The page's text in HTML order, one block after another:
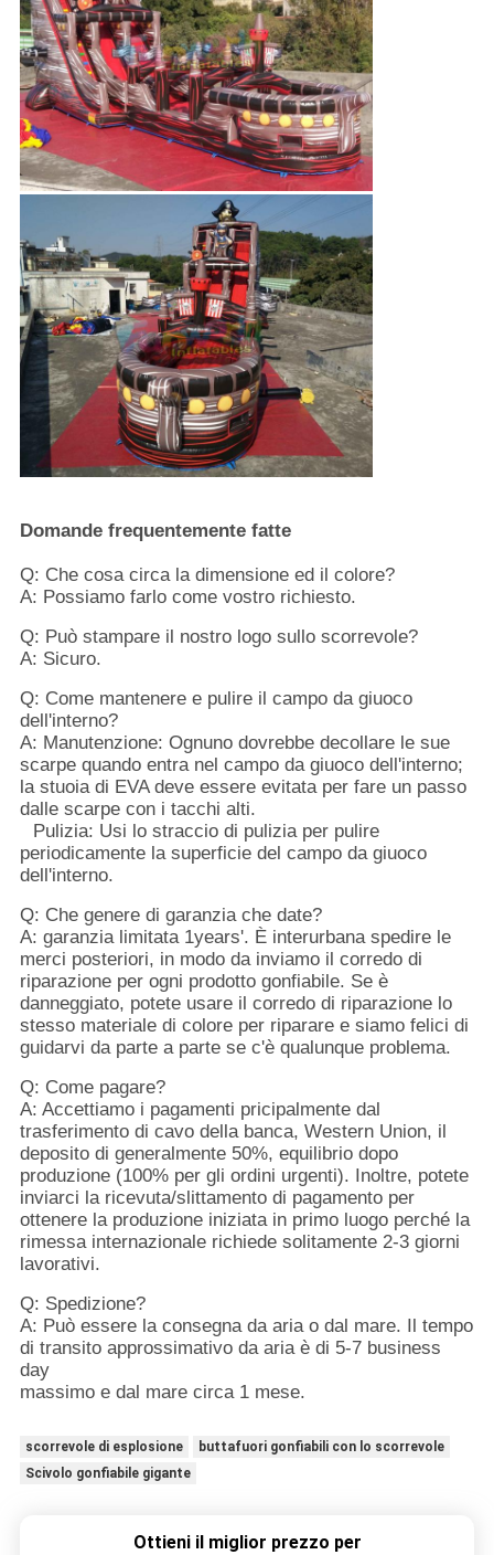
Domande frequentemente fatte
Q: Che cosa circa la dimensione ed il colore?
A: Possiamo farlo come vostro richiesto.
Q: Può stampare il nostro logo sullo scorrevole?
A: Sicuro.
Q: Come mantenere e pulire il campo da giuoco
dell'interno?
A: Manutenzione: Ognuno dovrebbe decollare le sue
scarpe quando entra nel campo da giuoco dell'interno;
la stuoia di EVA deve essere evitata per fare un passo
dalle scarpe con i tacchi alti.
Pulizia: Usi lo straccio di pulizia per pulire
periodicamente la superficie del campo da giuoco
dell'interno.
Q: Che genere di garanzia che date?
A: garanzia limitata 1years'. È interurbana spedire le
merci posteriori, in modo da inviamo il corredo di
riparazione per ogni prodotto gonfiabile. Se è
danneggiato, potete usare il corredo di riparazione lo
stesso materiale di colore per riparare e siamo felici di
guidarvi da parte a parte se c'è qualunque problema.
Q: Come pagare?
A: Accettiamo i pagamenti pricipalmente dal
trasferimento di cavo della banca, Western Union, il
deposito di generalmente 50%, equilibrio dopo
produzione (100% per gli ordini urgenti). Inoltre, potete
inviarci la ricevuta/slittamento di pagamento per
ottenere la produzione iniziata in primo luogo perché la
rimessa internazionale richiede solitamente 2-3 giorni
lavorativi.
Q: Spedizione?
A: Può essere la consegna da aria o dal mare. Il tempo
di transito approssimativo da aria è di 5-7 business
day
massimo e dal mare circa 1 mese.
scorrevole di esplosione
buttafuori gonfiabili con lo scorrevole
Scivolo gonfiabile gigante
Ottieni il miglior prezzo per